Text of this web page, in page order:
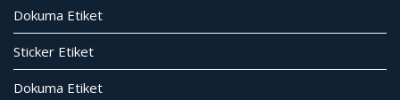
Dokuma Etiket
Sticker Etiket
Dokuma Etiket